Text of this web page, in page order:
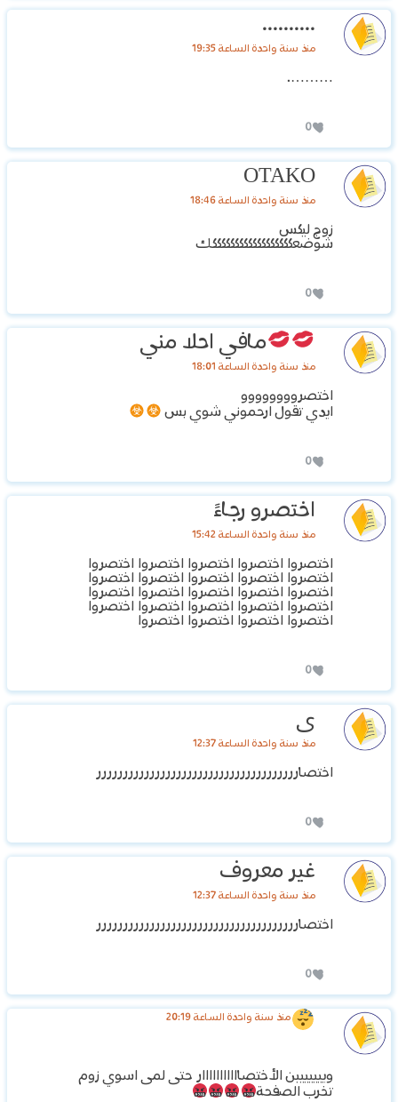
..........
منذ سنة واحدة الساعة 19:35
……….
0
OTAKO
منذ سنة واحدة الساعة 18:46
زوج ليكس
شوضعككككككككككككككككككك
0
مافي احلا مني
منذ سنة واحدة الساعة 18:01
اختصروووووووو
ايدي تقول ارحموني شوي بس
0
اختصرو رجاءً
منذ سنة واحدة الساعة 15:42
اختصروا اختصروا اختصروا اختصروا اختصروا
اختصروا اختصروا اختصروا اختصروا اختصروا
اختصروا اختصروا اختصروا اختصروا اختصروا
اختصروا اختصروا اختصروا اختصروا اختصروا
اختصروا اختصروا اختصروا اختصروا
0
ى
منذ سنة واحدة الساعة 12:37
اختصارررررررررررررررررررررررررررررررررررررر
0
غير معروف
منذ سنة واحدة الساعة 12:37
اختصارررررررررررررررررررررررررررررررررررررر
0
منذ سنة واحدة الساعة 20:19
وييييييبن الأختصااااااااااار حتى لمى اسوي زوم
تخرب الصفحة